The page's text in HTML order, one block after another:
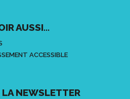
AUSSI...
ACCESSIBLE
LA NEWSLETTER